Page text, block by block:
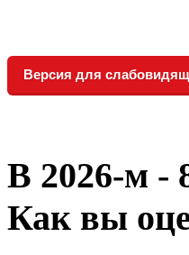
Версия для
В 2026‑м -
Как вы